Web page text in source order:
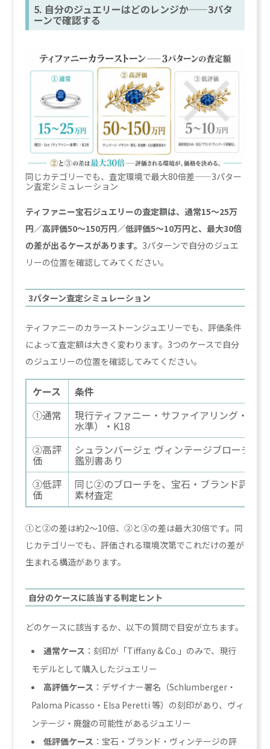
5. 自分のジュエリーはどのレンジか——3パタ
ーンで確認する
同じカテゴリーでも、査定環境で最大80倍差——3パター
ン査定シミュレーション
ティファニー宝石ジュエリーの査定額は、通常15〜25万
円／高評価50〜150万円／低評価5〜10万円と、最大30倍
の差が出るケースがあります。 3パターンで自分のジュエ
リーの位置を確認してみてください。
3パターン査定シミュレーション
ティファニーのカラーストーンジュエリーでも、評価条件
によって査定額は大きく変わります。3つのケースで自分
のジュエリーの位置を確認してみてください。
ケース
条件
①通常
現行ティファニー・サファイアリング・1ct
水準）・K18
②高評
価
シュランバージェ ヴィンテージブローチ・
鑑別書あり
③低評
価
同じ②のブローチを、宝石・ブランド評価
素材査定
①と②の差は約2〜10倍、②と③の差は最大30倍です。同
じカテゴリーでも、評価される環境次第でこれだけの差が
生まれる構造があります。
自分のケースに該当する判定ヒント
どのケースに該当するか、以下の質問で目安が立ちます。
通常ケース ：刻印が「Tiffany & Co.」のみで、現行
モデルとして購入したジュエリー
高評価ケース ：デザイナー署名（Schlumberger・
Paloma Picasso・Elsa Peretti 等）の刻印があり、ヴィ
ンテージ・廃盤の可能性があるジュエリー
低評価ケース ：宝石・ブランド・ヴィンテージの評